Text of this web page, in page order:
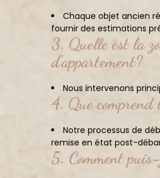
Chaque objet ancien
fournir des estimations
3. Quelle est la
d'appartement?
Nous intervenons
4. Que comprend
Notre processus de
remise en état post-
5. Comment